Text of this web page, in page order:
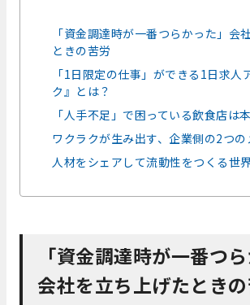
「資金調達時が一番つらかった」会
ときの苦労
「1日限定の仕事」ができる1日求人
ク』とは？
「人手不足」で困っている飲食店は
ワクラクが生み出す、企業側の2つの
人材をシェアして流動性をつくる世
「資金調達時が一番つら
会社を立ち上げたとき